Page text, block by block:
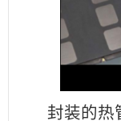
封装的热